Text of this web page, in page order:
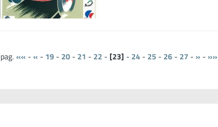
«« - « - 19 - 20 - 21 - 22 - 23 - 24 - 25 - 26 - 27 - » - »»